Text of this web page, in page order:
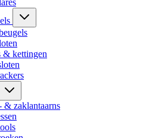
& kettingen
& zaklantaarns